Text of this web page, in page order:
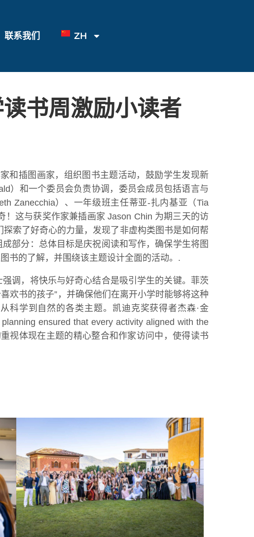
联系我们 ZH
读书周激励小读者
和插图画家，组织图书主题活动，鼓励学生发现新
）和一个委员会负责协调，委员会成员包括语言与
Zanecchia）、一年级班主任蒂亚-扎内基亚（Tia
！这与获奖作家兼插画家 Jason Chin 为期三天的访
索了好奇心的力量，发现了非虚构类图书是如何帮
部分：总体目标是庆祝阅读和写作，确保学生将图
书的了解，并围绕该主题设计全面的活动。.
调，将快乐与好奇心结合是吸引学生的关键。菲茨
欢书的孩子”，并确保他们在离开小学时能够将这种
科学到自然的各类主题。凯迪克奖获得者杰森·金
ensured that every activity aligned with the
视体现在主题的精心整合和作家访问中，使得读书